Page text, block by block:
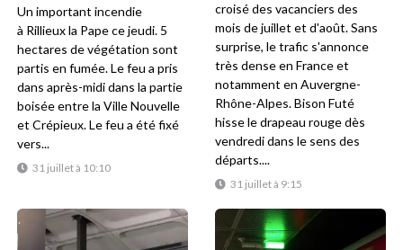
31 juillet à 10:10
Un important incendie
à Rillieux la Pape ce jeudi. 5
hectares de végétation sont
partis en fumée. Le feu a pris
dans après-midi dans la partie
boisée entre la Ville Nouvelle
et Crépieux. Le feu a été fixé
vers...
31 juillet à 9:15
croisé des vacanciers des
mois de juillet et d'août. Sans
surprise, le trafic s'annonce
très dense en France et
notamment en Auvergne-
Rhône-Alpes. Bison Futé
hisse le drapeau rouge dès
vendredi dans le sens des
départs....